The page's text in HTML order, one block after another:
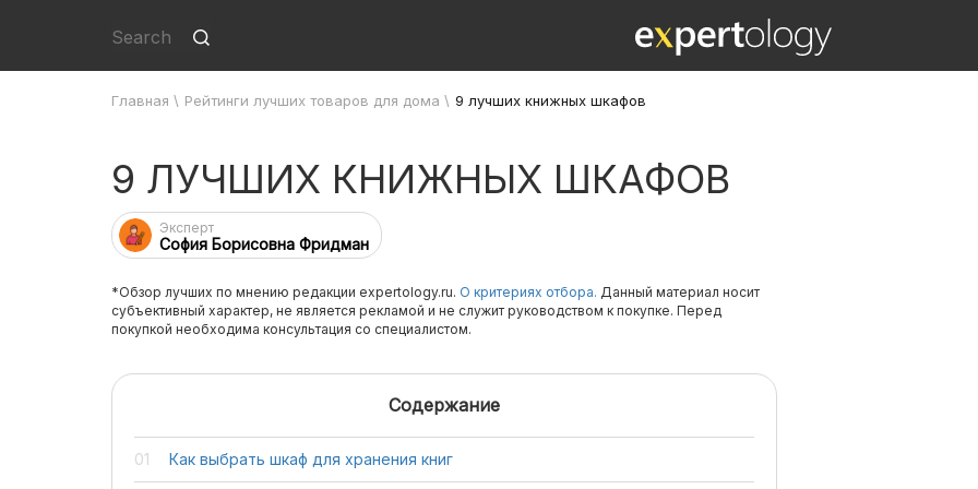
Главная \ Рейтинги лучших товаров для дома \ 9 лучших книжных шкафов
9 ЛУЧШИХ КНИЖНЫХ ШКАФОВ
Эксперт
София Борисовна Фридман
*Обзор лучших по мнению редакции expertology.ru. О критериях отбора. Данный материал носит
субъективный характер, не является рекламой и не служит руководством к покупке. Перед
покупкой необходима консультация со специалистом.
Содержание
Как выбрать шкаф для хранения книг